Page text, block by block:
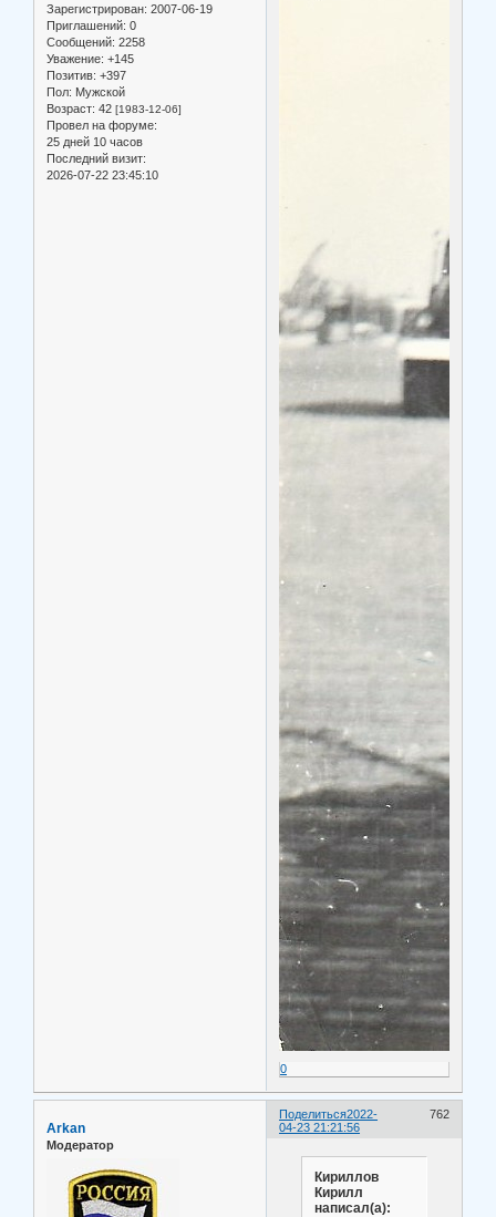
Зарегистрирован: 2007-06-19
Приглашений: 0
Сообщений: 2258
Уважение: +145
Позитив: +397
Пол: Мужской
Возраст: 42 [1983-12-06]
Провел на форуме:
25 дней 10 часов
Последний визит:
2026-07-22 23:45:10
0
Поделиться 762
2022-
04-23 21:21:56
Arkan
Модератор
Кириллов
Кирилл
написал(а):